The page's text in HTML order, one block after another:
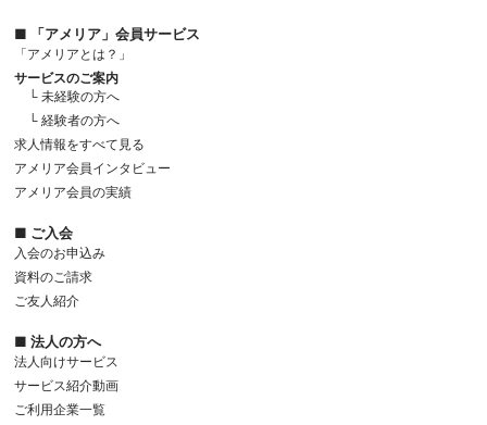
■ 「アメリア」会員サービス
「アメリアとは？」
サービスのご案内
└ 未経験の方へ
└ 経験者の方へ
求人情報をすべて見る
アメリア会員インタビュー
アメリア会員の実績
■ ご入会
入会のお申込み
資料のご請求
ご友人紹介
■ 法人の方へ
法人向けサービス
サービス紹介動画
ご利用企業一覧